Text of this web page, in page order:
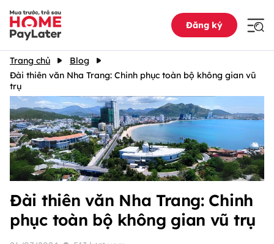
Đăng ký
Trang chủ
Blog
Đài thiên văn Nha Trang: Chinh phục toàn bộ không gian vũ
trụ
Đài thiên văn Nha Trang: Chinh
phục toàn bộ không gian vũ trụ